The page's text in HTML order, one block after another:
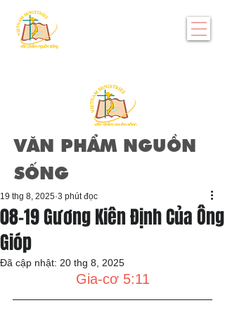
VĂN PHẨM NGUỒN
SỐNG
08-19 Gương Kiên Định Của Ông
Gióp
19 thg 8, 2025 3 phút đọc
Đã cập nhật: 20 thg 8, 2025
Gia-cơ 5:11